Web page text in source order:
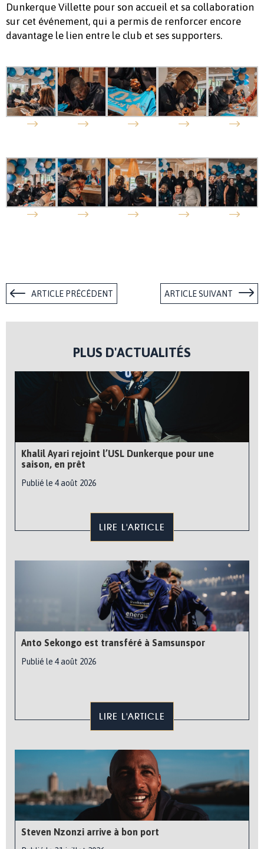
Dunkerque Villette pour son accueil et sa collaboration
sur cet événement, qui a permis de renforcer encore
davantage le lien entre le club et ses supporters.
ARTICLE PRÉCÉDENT ARTICLE SUIVANT
PLUS D'ACTUALITÉS
Khalil Ayari rejoint l’USL Dunkerque pour une
saison, en prêt
Publié le 4 août 2026
LIRE L'ARTICLE
Anto Sekongo est transféré à Samsunspor
Publié le 4 août 2026
LIRE L'ARTICLE
Steven Nzonzi arrive à bon port